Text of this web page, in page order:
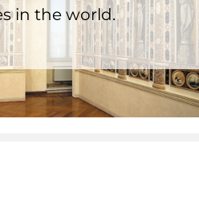
in the world.